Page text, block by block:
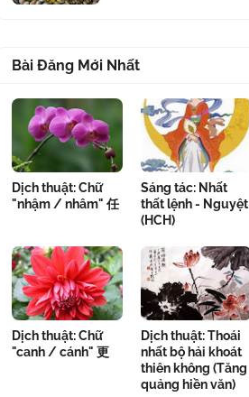
Bài Đăng Mới Nhất
Dịch thuật: Chữ
"nhậm / nhâm" 任
Sáng tác: Nhất
thất lệnh - Nguyệt
(HCH)
Dịch thuật: Chữ
"canh / cánh" 更
Dịch thuật: Thoái
nhất bộ hải khoát
thiên không (Tăng
quảng hiền văn)